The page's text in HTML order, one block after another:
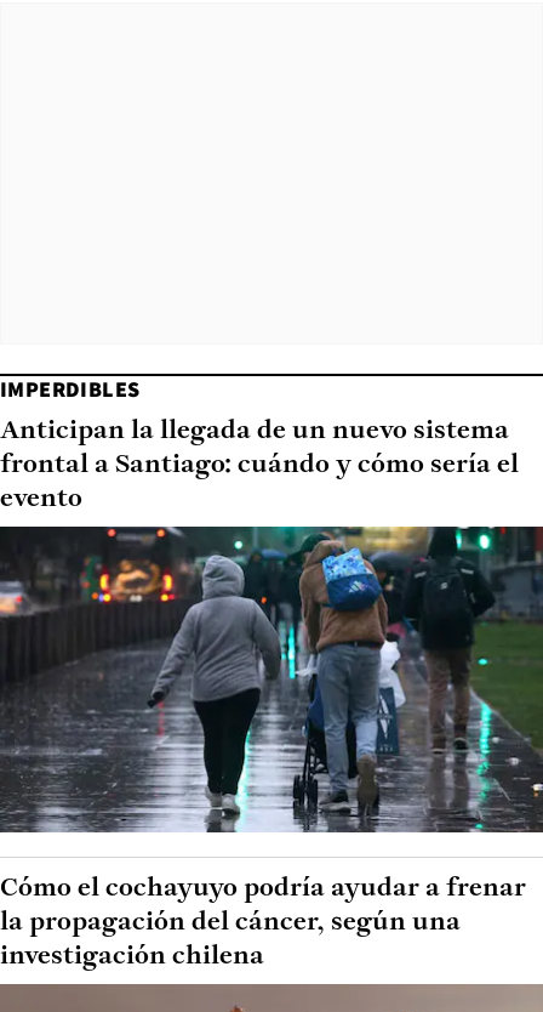
IMPERDIBLES
Anticipan la llegada de un nuevo sistema
frontal a Santiago: cuándo y cómo sería el
evento
Cómo el cochayuyo podría ayudar a frenar
la propagación del cáncer, según una
investigación chilena